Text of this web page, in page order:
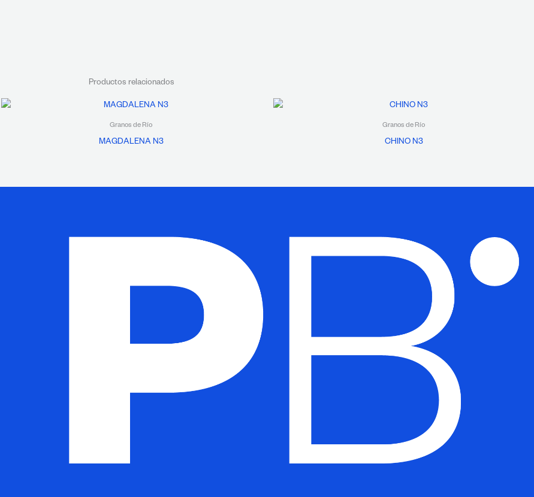
Productos relacionados
Granos de Río
MAGDALENA N3
Granos de Río
CHINO N3